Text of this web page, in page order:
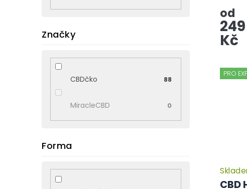
Značky
CBDčko 88
MiracleCBD 0
Forma
od
249
Kč
PRO
CBD